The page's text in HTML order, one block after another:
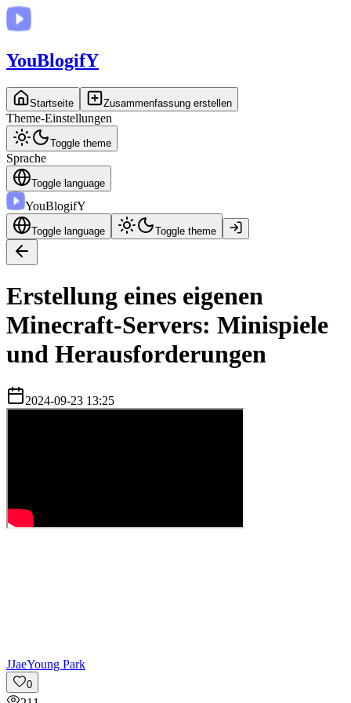
YouBlogifY
Startseite Zusammenfassung erstellen
Theme-Einstellungen
Toggle theme
Sprache
Toggle language
YouBlogifY
Toggle language Toggle theme
Erstellung eines eigenen
Minecraft-Servers: Minispiele
und Herausforderungen
2024-09-23 13:25
JJaeYoung Park
0